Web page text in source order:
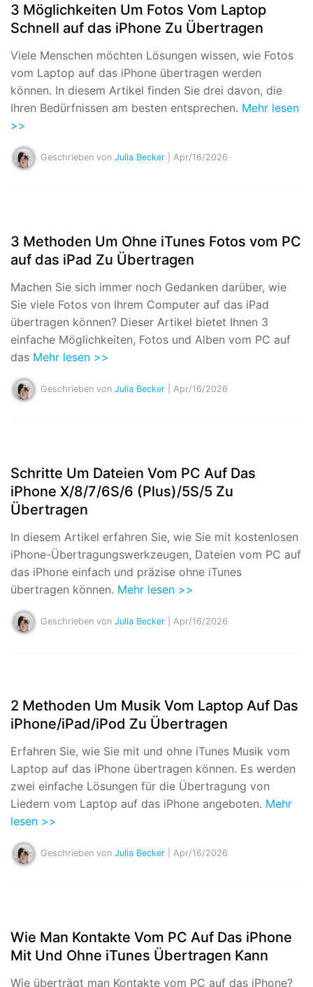
3 Möglichkeiten Um Fotos Vom Laptop
Schnell auf das iPhone Zu Übertragen
Viele Menschen möchten Lösungen wissen, wie Fotos
vom Laptop auf das iPhone übertragen werden
können. In diesem Artikel finden Sie drei davon, die
Ihren Bedürfnissen am besten entsprechen. Mehr lesen
>>
Geschrieben von Julia Becker | Apr/16/2026
3 Methoden Um Ohne iTunes Fotos vom PC
auf das iPad Zu Übertragen
Machen Sie sich immer noch Gedanken darüber, wie
Sie viele Fotos von Ihrem Computer auf das iPad
übertragen können? Dieser Artikel bietet Ihnen 3
einfache Möglichkeiten, Fotos und Alben vom PC auf
das Mehr lesen >>
Geschrieben von Julia Becker | Apr/16/2026
Schritte Um Dateien Vom PC Auf Das
iPhone X/8/7/6S/6 (Plus)/5S/5 Zu
Übertragen
In diesem Artikel erfahren Sie, wie Sie mit kostenlosen
iPhone-Übertragungswerkzeugen, Dateien vom PC auf
das iPhone einfach und präzise ohne iTunes
übertragen können. Mehr lesen >>
Geschrieben von Julia Becker | Apr/16/2026
2 Methoden Um Musik Vom Laptop Auf Das
iPhone/iPad/iPod Zu Übertragen
Erfahren Sie, wie Sie mit und ohne iTunes Musik vom
Laptop auf das iPhone übertragen können. Es werden
zwei einfache Lösungen für die Übertragung von
Liedern vom Laptop auf das iPhone angeboten. Mehr
lesen >>
Geschrieben von Julia Becker | Apr/16/2026
Wie Man Kontakte Vom PC Auf Das iPhone
Mit Und Ohne iTunes Übertragen Kann
Wie überträgt man Kontakte vom PC auf das iPhone?